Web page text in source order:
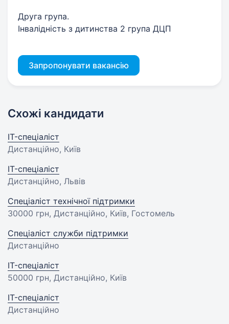
Друга група.
Інвалідність з дитинства 2 група ДЦП
Запропонувати вакансію
Схожі кандидати
IT-спеціаліст
Дистанційно, Київ
IT-спеціаліст
Дистанційно, Львів
Спеціаліст технічної підтримки
30000 грн, Дистанційно, Київ, Гостомель
Спеціаліст служби підтримки
Дистанційно
IT-спеціаліст
50000 грн, Дистанційно, Київ
IT-спеціаліст
Дистанційно